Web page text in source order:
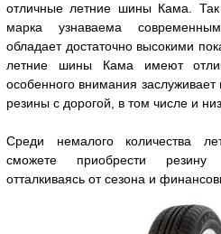
отличные летние шины Кама.
марка узнаваема
обладает достаточно высокими
летние шины Кама имеют
особенного внимания
резины с дорогой, в том числе и
Среди немалого количества
сможете приобрести
отталкиваясь от сезона и